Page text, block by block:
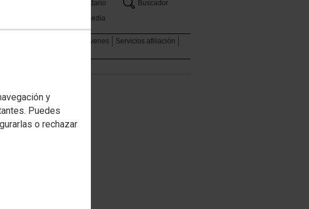
y
Puedes
o rechazar
Calendario
Buscador
Multimedia
Jóvenes
Servicios afiliación